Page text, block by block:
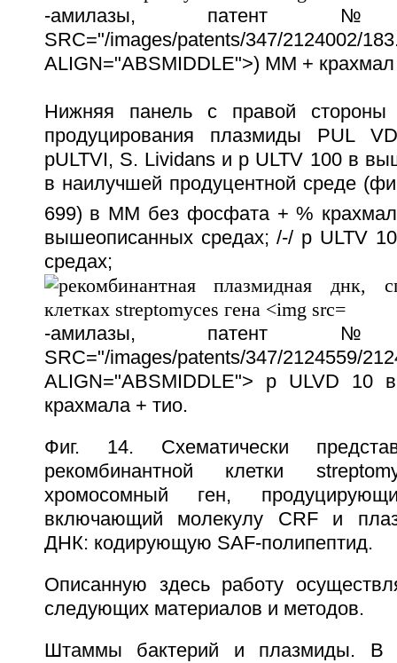
-амилазы, патент
SRC="/images/patents/347/2124002/
ALIGN="ABSMIDDLE">) ММ + крахмал
Нижняя панель с правой стороны
продуцирования плазмиды PUL
pULTVI, S. Lividans и p ULTV 100 в
в наилучшей продуцентной среде
699) в ММ без фосфата + %
вышеописанных средах; /-/ p ULTV
-амилазы, патент
SRC="/images/patents/347/2124559/
ALIGN="ABSMIDDLE"> p ULVD
крахмала + тио.
Фиг. 14. Схематически
рекомбинантной клетки
хромосомный ген,
включающий молекулу CRF и
ДНК: кодирующую SAF-полипептид.
Описанную здесь работу
следующих материалов и методов.
Штаммы бактерий и плазмиды. В